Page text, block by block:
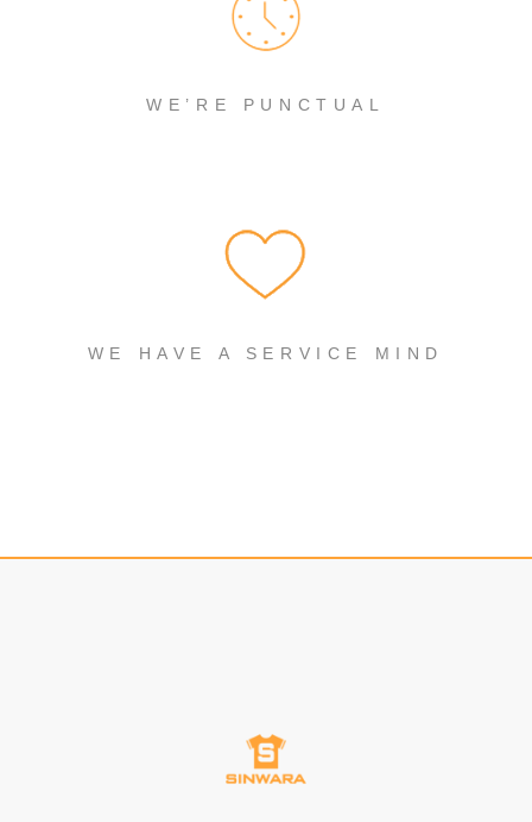
WE’RE PUNCTUAL
WE HAVE A SERVICE MIND